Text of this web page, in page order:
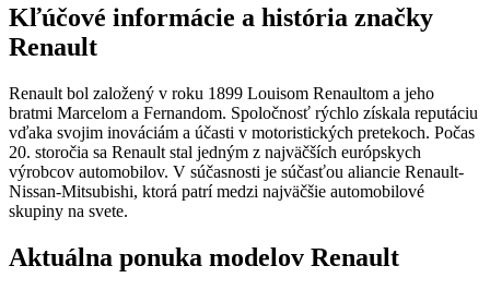
Kľúčové informácie a história značky
Renault
Renault bol založený v roku 1899 Louisom Renaultom a jeho
bratmi Marcelom a Fernandom. Spoločnosť rýchlo získala reputáciu
vďaka svojim inováciám a účasti v motoristických pretekoch. Počas
20. storočia sa Renault stal jedným z najväčších európskych
výrobcov automobilov. V súčasnosti je súčasťou aliancie Renault-
Nissan-Mitsubishi, ktorá patrí medzi najväčšie automobilové
skupiny na svete.
Aktuálna ponuka modelov Renault